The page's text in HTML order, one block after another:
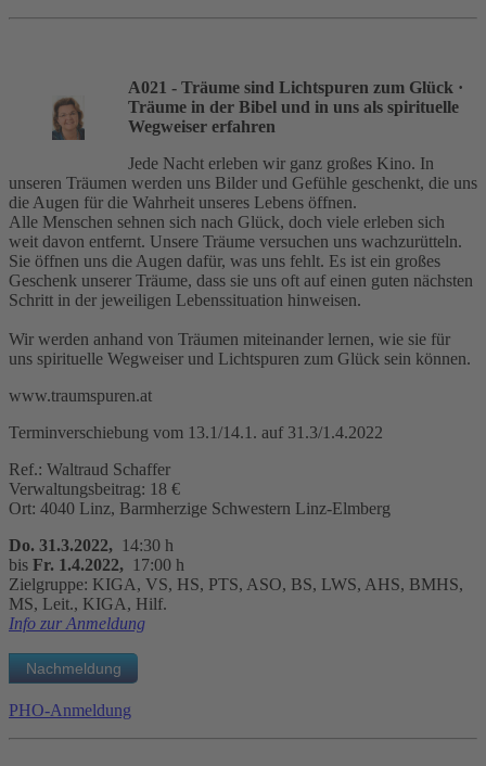
A021 - Träume sind Lichtspuren zum Glück ·
Träume in der Bibel und in uns als spirituelle
Wegweiser erfahren
Jede Nacht erleben wir ganz großes Kino. In
unseren Träumen werden uns Bilder und Gefühle geschenkt, die uns
die Augen für die Wahrheit unseres Lebens öffnen.
Alle Menschen sehnen sich nach Glück, doch viele erleben sich
weit davon entfernt. Unsere Träume versuchen uns wachzurütteln.
Sie öffnen uns die Augen dafür, was uns fehlt. Es ist ein großes
Geschenk unserer Träume, dass sie uns oft auf einen guten nächsten
Schritt in der jeweiligen Lebenssituation hinweisen.
Wir werden anhand von Träumen miteinander lernen, wie sie für
uns spirituelle Wegweiser und Lichtspuren zum Glück sein können.
www.traumspuren.at
Terminverschiebung vom 13.1/14.1. auf 31.3/1.4.2022
Ref.: Waltraud Schaffer
Verwaltungsbeitrag: 18 €
Ort: 4040 Linz, Barmherzige Schwestern Linz-Elmberg
Do. 31.3.2022, 14:30 h
bis Fr. 1.4.2022, 17:00 h
Zielgruppe: KIGA, VS, HS, PTS, ASO, BS, LWS, AHS, BMHS,
MS, Leit., KIGA, Hilf.
Info zur Anmeldung
PHO-Anmeldung